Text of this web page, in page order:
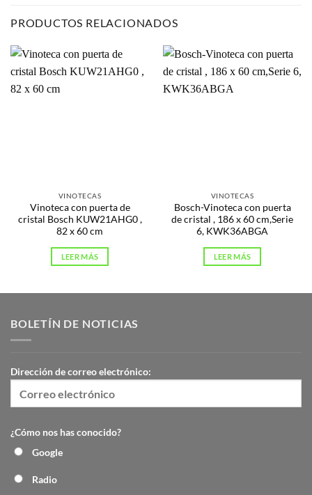
PRODUCTOS RELACIONADOS
VINOTECAS
Vinoteca con puerta de
cristal Bosch KUW21AHG0 ,
82 x 60 cm
LEER MÁS
VINOTECAS
Bosch-Vinoteca con puerta
de cristal , 186 x 60 cm,Serie
6, KWK36ABGA
LEER MÁS
BOLETÍN DE NOTICIAS
Dirección de correo electrónico:
¿Cómo nos has conocido?
Google
Radio